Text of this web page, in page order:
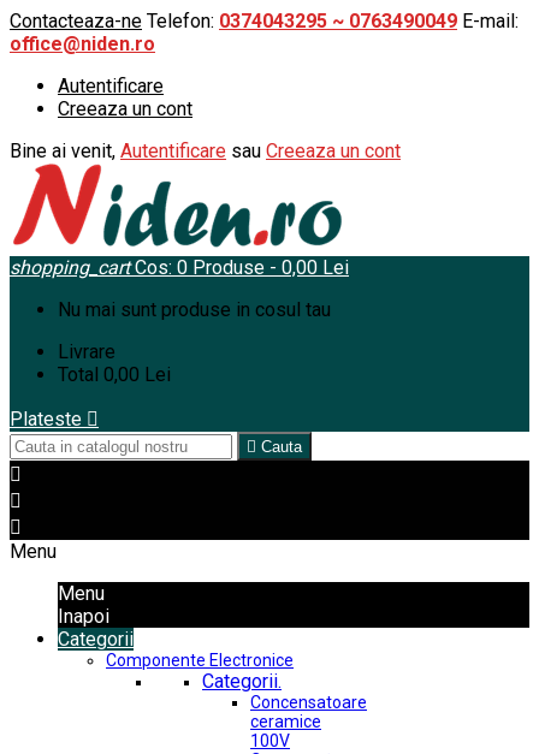
Contacteaza-ne Telefon: 0374043295 ~ 0763490049 E-mail:
office@niden.ro
Autentificare
Creeaza un cont
Bine ai venit, Autentificare sau Creeaza un cont
shopping_cart Cos: 0 Produse - 0,00 Lei
Nu mai sunt produse in cosul tau
Livrare
Total 0,00 Lei
Plateste 
 Cauta



Menu
Menu
Inapoi
Categorii
Componente Electronice
Categorii.
Concensatoare
ceramice
100V